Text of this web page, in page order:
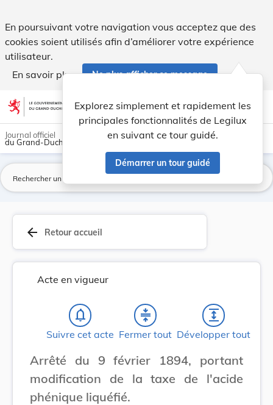
En poursuivant votre navigation vous acceptez que des
cookies soient utilisés afin d’améliorer votre expérience
utilisateur.
En savoir plus
Ne plus afficher ce message
Aller au contenu account_circle help Aide
Explorez simplement et rapidement les
principales fonctionnalités de Legilux
en suivant ce tour guidé.
Démarrer un tour guidé
light_mode dark_mode
Journal officiel
du Grand-Duché de Luxembourg
arrow_back Retour accueil
Acte en vigueur
notifications_none
Suivre cet acte
compress
Fermer tout
expand
Développer tout
Arrêté du 9 février 1894, portant
modification de la taxe de l'acide
phénique liquéfié.